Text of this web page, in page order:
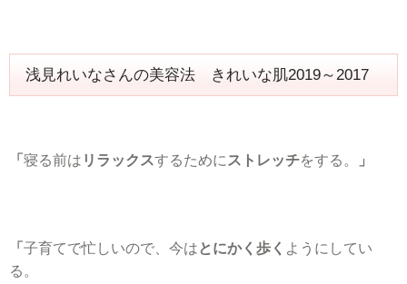
浅見れいなさんの美容法 きれいな肌2019～2017
「 寝る前は リラックスするために ストレッチをする。 」
「 子育てで忙しいので、今はとにかく歩く ようにしてい
る。